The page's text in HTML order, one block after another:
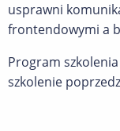
usprawni
frontendowymi a
Program
szkolenie